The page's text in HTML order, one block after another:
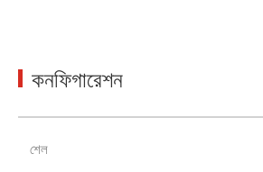
কনফিগারেশন
শেল